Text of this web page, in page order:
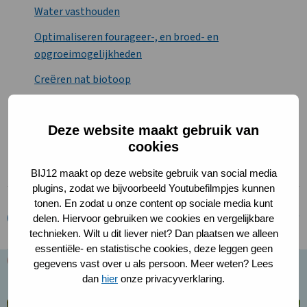
Deze website maakt gebruik van
cookies
BIJ12 maakt op deze website gebruik van social media
plugins, zodat we bijvoorbeeld Youtubefilmpjes kunnen
tonen. En zodat u onze content op sociale media kunt
delen. Hiervoor gebruiken we cookies en vergelijkbare
technieken. Wilt u dit liever niet? Dan plaatsen we alleen
essentiële- en statistische cookies, deze leggen geen
gegevens vast over u als persoon. Meer weten? Lees
dan hier onze privacyverklaring.
Water vasthouden
Optimaliseren fourageer-, en broed- en
opgroeimogelijkheden
Creёren nat biotoop
Optimaliseren voortplantingsmogelijkheden
Gerelateerd leefgebied
Gerelateerde kennis